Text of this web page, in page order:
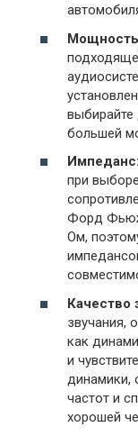
выбирайте
большей
Импеданс:
при
Форд
Ом,
Качество
звучания,
как
и
динамики,
частот и
хорошей